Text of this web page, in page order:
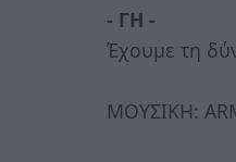
- ΓΗ -
Έχουμε τη
ΜΟΥΣΙΚΗ: